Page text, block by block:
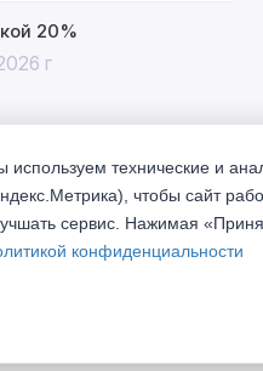
20%
г
станут достойным
используем технические и
чтобы сайт
сервис. Нажимая
конфиденциальности